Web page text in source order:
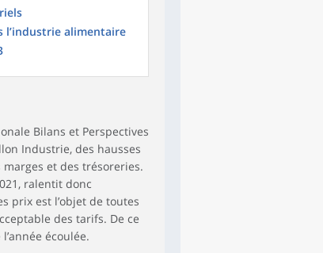
l’industrie alimentaire
Bilans et Perspectives
Industrie, des hausses
et des trésoreries.
ralentit donc
prix est l’objet de toutes
des tarifs. De ce
écoulée.